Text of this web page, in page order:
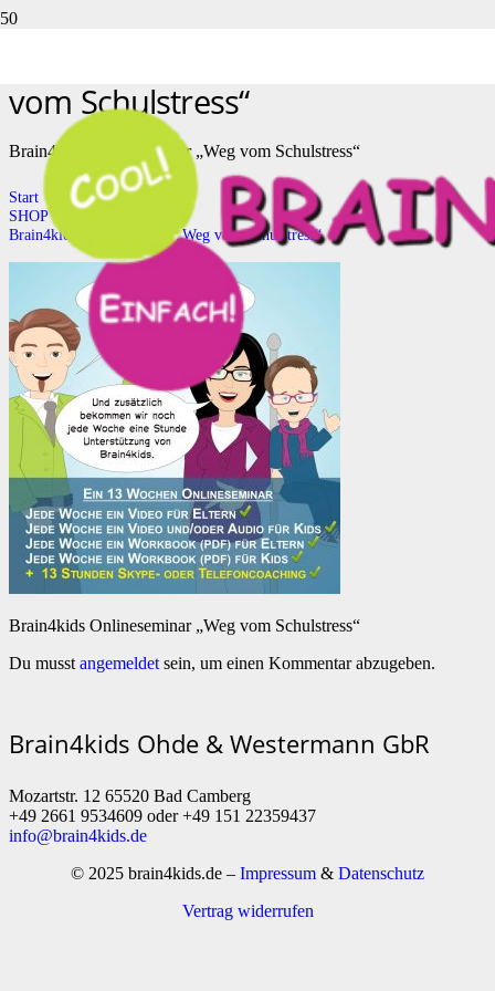
vom Schulstress“
Brain4kids Onlineseminar „Weg vom Schulstress“
Start
SHOP
Brain4kids Onlineseminar „Weg vom Schulstress“
Brain4kids Onlineseminar „Weg vom Schulstress“
Du musst angemeldet sein, um einen Kommentar abzugeben.
Brain4kids Ohde & Westermann GbR
Mozartstr. 12 65520 Bad Camberg
+49 2661 9534609 oder +49 151 22359437
info@brain4kids.de
© 2025 brain4kids.de – Impressum & Datenschutz
Vertrag widerrufen